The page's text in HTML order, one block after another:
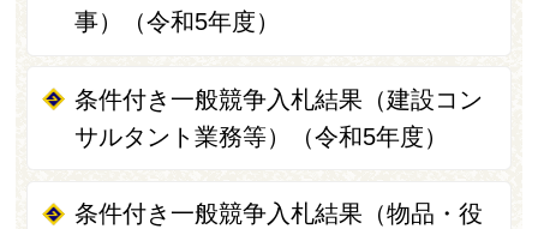
事）（令和5年度）
条件付き一般競争入札結果（建設コン
サルタント業務等）（令和5年度）
条件付き一般競争入札結果（物品・役